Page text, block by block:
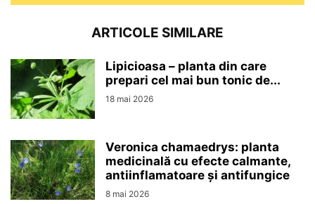
ARTICOLE SIMILARE
Lipicioasa – planta din care
prepari cel mai bun tonic de...
18 mai 2026
Veronica chamaedrys: planta
medicinală cu efecte calmante,
antiinflamatoare și antifungice
8 mai 2026